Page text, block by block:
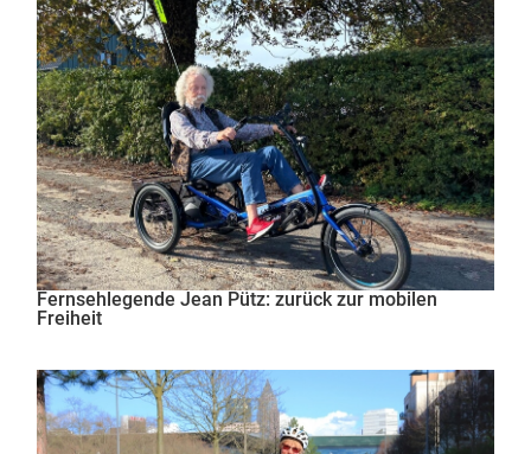
Fernsehlegende Jean Pütz: zurück zur mobilen
Freiheit